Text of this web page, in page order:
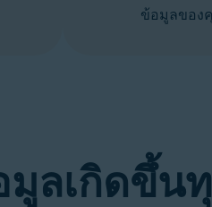
ข้อมูลของ
มูลเกิดขึ้น